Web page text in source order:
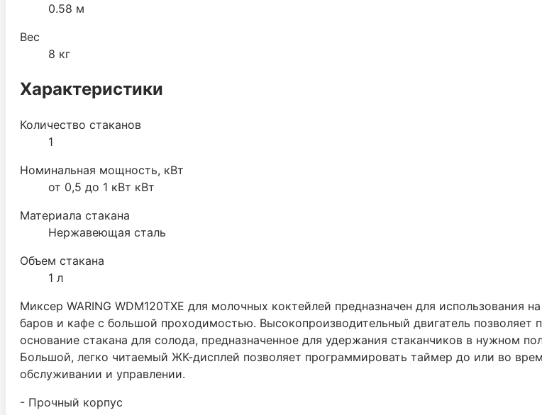
0.58 м
Вес
8 кг
Характеристики
Количество стаканов
1
Номинальная мощность, кВт
от 0,5 до 1 кВт кВт
Материала стакана
Нержавеющая сталь
Объем стакана
1 л
Миксер WARING WDM120TXE для молочных коктейлей предназначен для использования
баров и кафе с большой проходимостью. Высокопроизводительный двигатель
основание стакана для солода, предназначенное для удержания стаканчиков в нужном
Большой, легко читаемый ЖК-дисплей позволяет программировать таймер до или во
обслуживании и управлении.
- Прочный корпус